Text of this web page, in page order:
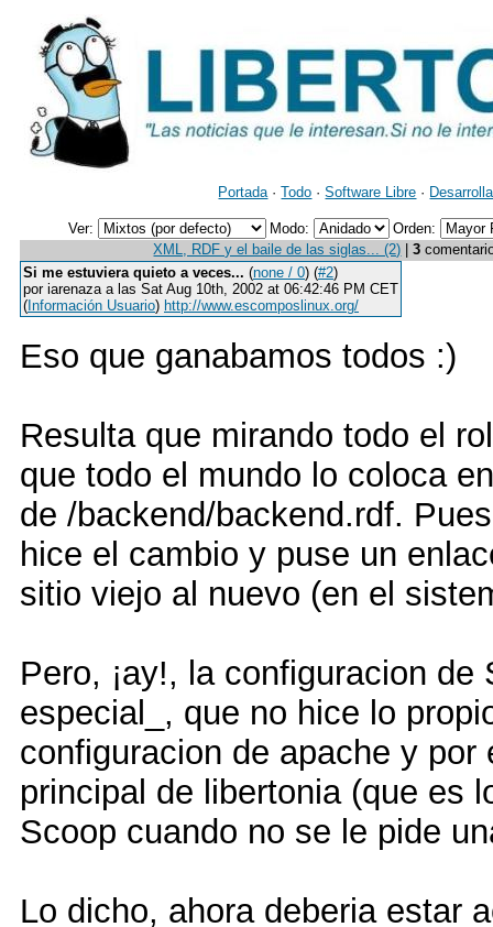
Portada·Todo ·Software Libre ·
Ver: Modo:
Orden:
XML, RDF y el baile de las siglas... (2) |3
Si me estuviera quieto a veces... (none / 0) (#2)
por iarenaza a las Sat Aug 10th, 2002 at 06:42:46 PM CET
( Información Usuario) http://www.escomposlinux.org/
Eso que ganabamos todos :)
Resulta que mirando todo el
que todo el mundo lo coloca
de /backend/backend.rdf.
hice el cambio y puse un
sitio viejo al nuevo (en el
Pero, ¡ay!, la configuracion de
especial_, que no hice lo
configuracion de apache y por
principal de libertonia (que es
Scoop cuando no se le pide
Lo dicho, ahora deberia estar